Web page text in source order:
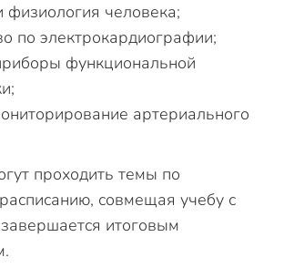
физиология человека;
по электрокардиографии;
функциональной
артериального
проходить темы по
совмещая учебу с
итоговым